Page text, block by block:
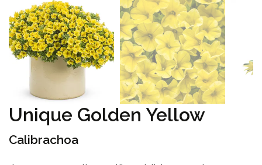
Unique Golden Yellow
Calibrachoa